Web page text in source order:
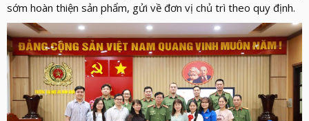
sớm hoàn thiện sản phẩm, gửi về đơn vị chủ trì theo quy định.